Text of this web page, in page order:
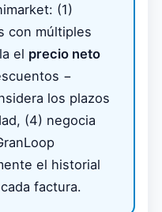
(1)
con múltiples
el precio neto
−
los plazos
(4) negocia
el historial
factura.